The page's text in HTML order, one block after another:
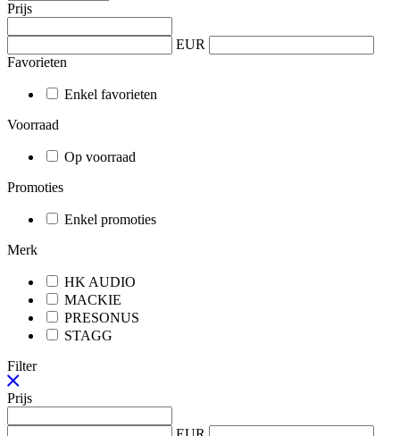
Prijs
EUR
Favorieten
Enkel favorieten
Voorraad
Op voorraad
Promoties
Enkel promoties
Merk
HK AUDIO
MACKIE
PRESONUS
STAGG
Filter
Prijs